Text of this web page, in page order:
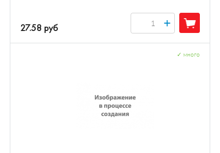
27.58 руб +
много